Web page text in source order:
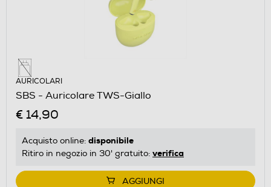
AURICOLARI
SBS - Auricolare TWS-Giallo
€ 14,90
Acquisto online: disponibile
Ritiro in negozio in 30' gratuito: verifica
AGGIUNGI